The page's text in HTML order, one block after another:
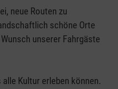
neue Routen zu
schöne Orte
unserer Fahrgäste
Kultur erleben können.